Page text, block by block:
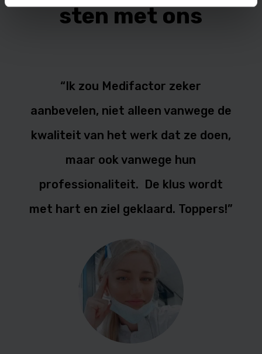
sten met ons
“Ik zou Medifactor zeker
aanbevelen, niet alleen vanwege de
kwaliteit van het werk dat ze doen,
maar ook vanwege hun
professionaliteit. De klus wordt
met hart en ziel geklaard. Toppers!”